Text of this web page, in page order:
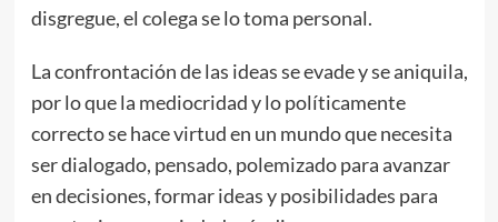
disgregue, el colega se lo toma personal.
La confrontación de las ideas se evade y se aniquila,
por lo que la mediocridad y lo políticamente
correcto se hace virtud en un mundo que necesita
ser dialogado, pensado, polemizado para avanzar
en decisiones, formar ideas y posibilidades para